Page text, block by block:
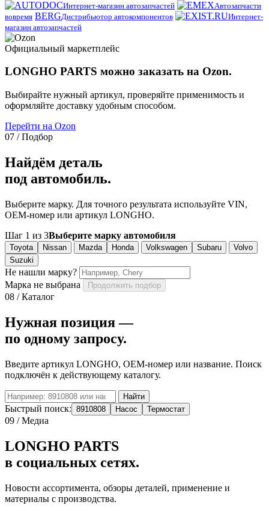
Интернет-магазин автозапчастей
Автозапчасти
вовремя BERGДистрибьютор автокомпонентов
Интернет-
магазин автозапчастей
Официальный маркетплейс
LONGHO PARTS можно заказать на Ozon.
Выбирайте нужный артикул, проверяйте применимость и
оформляйте доставку удобным способом.
Перейти на Ozon
07 / Подбор
Найдём деталь
под автомобиль.
Выберите марку. Для точного результата используйте VIN,
OEM-номер или артикул LONGHO.
Шаг 1 из 3Выберите марку автомобиля
Toyota Nissan Mazda Honda Volkswagen Subaru
Volvo
Suzuki
Не нашли марку?
Марка не выбрана
Продолжить подбор
08 / Каталог
Нужная позиция —
по одному запросу.
Введите артикул LONGHO, OEM-номер или название. Поиск
подключён к действующему каталогу.
Найти
Быстрый поиск: 8910808 Насос Термостат
09 / Медиа
LONGHO PARTS
в социальных сетях.
Новости ассортимента, обзоры деталей, применение и
материалы с производства.